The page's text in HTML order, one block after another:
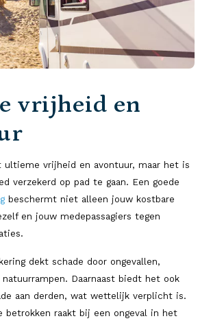
vrijheid en
ultieme vrijheid en avontuur, maar het is
verzekerd op pad te gaan. Een goede
beschermt niet alleen jouw kostbare
en jouw medepassagiers tegen
dekt schade door ongevallen,
Daarnaast biedt het ook
aan derden, wat wettelijk verplicht is.
betrokken raakt bij een ongeval in het